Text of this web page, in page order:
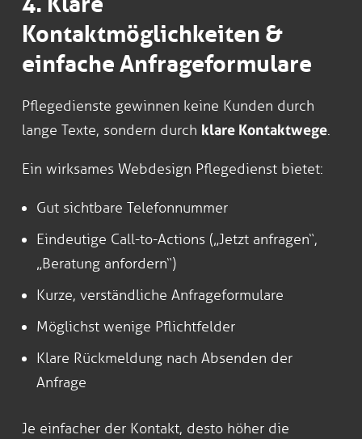
Kontaktmöglichkeiten &
einfache Anfrageformulare
Pflegedienste gewinnen keine Kunden durch
lange Texte, sondern durch klare Kontaktwege.
Ein wirksames Webdesign Pflegedienst bietet:
Gut sichtbare Telefonnummer
Eindeutige Call-to-Actions („Jetzt anfragen“,
„Beratung anfordern“)
Kurze, verständliche Anfrageformulare
Möglichst wenige Pflichtfelder
Klare Rückmeldung nach Absenden der
Anfrage
Je einfacher der Kontakt, desto höher die